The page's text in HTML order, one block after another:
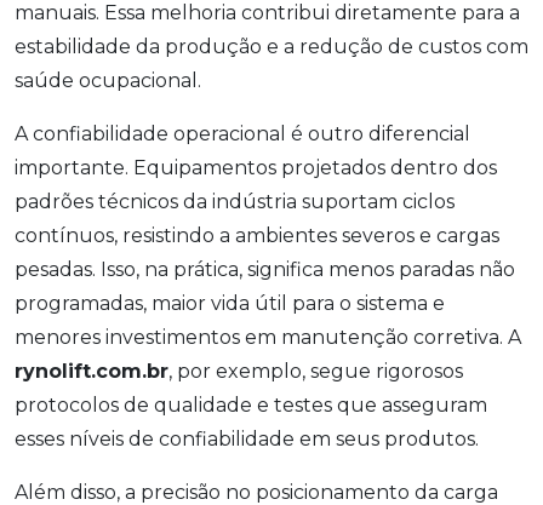
manuais. Essa melhoria contribui diretamente para a
estabilidade da produção e a redução de custos com
saúde ocupacional.
A confiabilidade operacional é outro diferencial
importante. Equipamentos projetados dentro dos
padrões técnicos da indústria suportam ciclos
contínuos, resistindo a ambientes severos e cargas
pesadas. Isso, na prática, significa menos paradas não
programadas, maior vida útil para o sistema e
menores investimentos em manutenção corretiva. A
rynolift.com.br, por exemplo, segue rigorosos
protocolos de qualidade e testes que asseguram
esses níveis de confiabilidade em seus produtos.
Além disso, a precisão no posicionamento da carga